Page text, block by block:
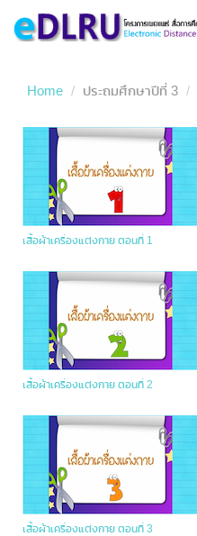
Home ประถมศึกษาปีที่ 3
เสื้อผ้าเครื่องแต่งกาย ตอนที่ 1
เสื้อผ้าเครื่องแต่งกาย ตอนที่ 2
เสื้อผ้าเครื่องแต่งกาย ตอนที่ 3